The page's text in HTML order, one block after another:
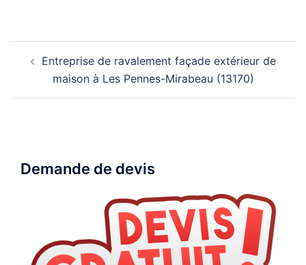
d’article
Entreprise de ravalement façade extérieur de
maison à Les Pennes-Mirabeau (13170)
Demande de devis